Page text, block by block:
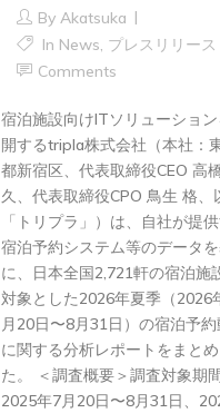
By Akatsuka
In News プレスリリース
Comments
宿泊施設向けITソリューショ
開するtripla株式会社（本社：
都新宿区、代表取締役CEO 高
久、代表取締役CPO 鳥生 格、
「トリプラ」）は、自社が提
宿泊予約システム等のデータ
に、日本全国2,721軒の宿泊施
対象とした2026年夏季（2026
月20日〜8月31日）の宿泊予約
に関する分析レポートをまと
た。 ＜調査概要＞調査対象期
2025年7月20日〜8月31日、